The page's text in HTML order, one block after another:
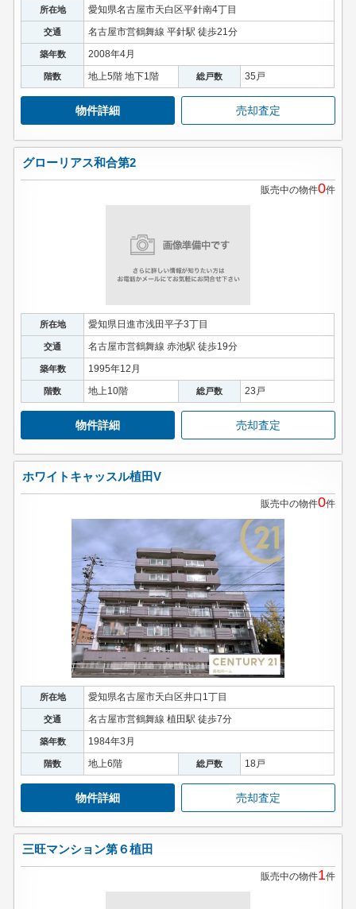
所在地 愛知県名古屋市天白区平針南4丁目
交通 名古屋市営鶴舞線 平針駅 徒歩21分
築年数 2008年4月
階数 地上5階 地下1階 総戸数 35戸
物件詳細 売却査定
グローリアス和合第2
販売中の物件0件
所在地 愛知県日進市浅田平子3丁目
交通 名古屋市営鶴舞線 赤池駅 徒歩19分
築年数 1995年12月
階数 地上10階 総戸数 23戸
物件詳細 売却査定
ホワイトキャッスル植田V
販売中の物件0件
所在地 愛知県名古屋市天白区井口1丁目
交通 名古屋市営鶴舞線 植田駅 徒歩7分
築年数 1984年3月
階数 地上6階 総戸数 18戸
物件詳細 売却査定
三旺マンション第６植田
販売中の物件1件